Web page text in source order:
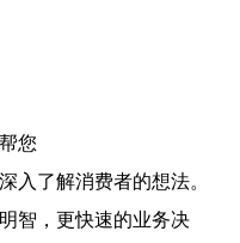
您
入了解消费者的想法。
智，更快速的业务决